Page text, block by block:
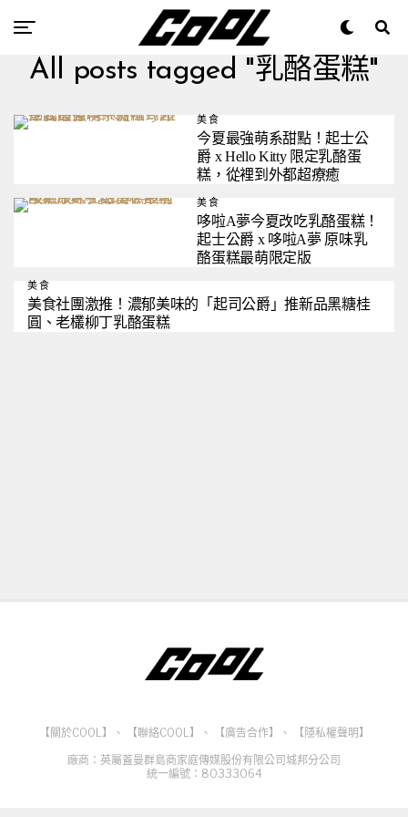
All posts tagged "乳酪蛋糕"
美食
今夏最強萌系甜點！起士公
爵 x Hello Kitty 限定乳酪蛋
糕，從裡到外都超療癒
美食
哆啦A夢今夏改吃乳酪蛋糕！
起士公爵 x 哆啦A夢 原味乳
酪蛋糕最萌限定版
美食
美食社團激推！濃郁美味的「起司公爵」推新品黑糖桂
圓、老欉柳丁乳酪蛋糕
【關於COOL】 、 【聯絡COOL】 、 【廣告合作】 、
【隱私權聲明】
廠商：英屬蓋曼群島商家庭傳媒股份有限公司城邦分公司
統一編號：80333064